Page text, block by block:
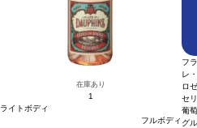
在庫あり
1
ライトボディ
フルボディ
フ
レ
ロ
セ
葡
グ